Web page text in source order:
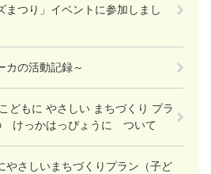
まつり」イベントに参加しまし
カの活動記録～
どもに やさしい まちづくり プラ
けっかはっぴょうに ついて
やさしいまちづくりプラン（子ど